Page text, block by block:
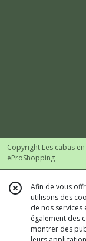
Copyright Les cabas
eProShopping
Afin de vous
utilisons des
de nos services
également des
montrer des